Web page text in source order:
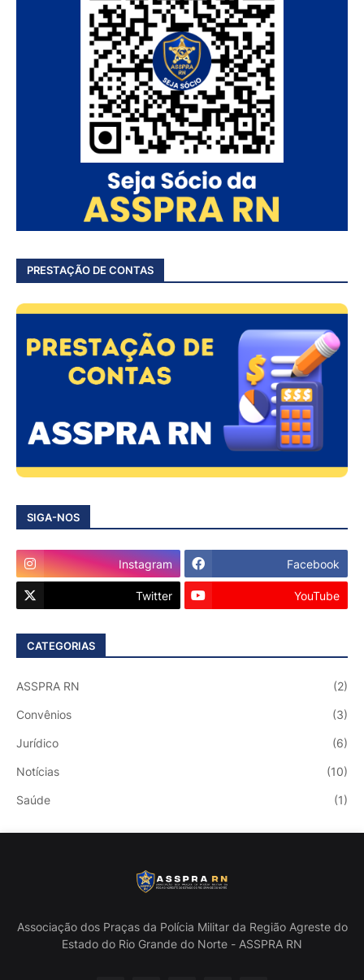
PRESTAÇÃO DE CONTAS
SIGA-NOS
Instagram Facebook
Twitter YouTube
CATEGORIAS
ASSPRA RN (2)
Convênios (3)
Jurídico (6)
Notícias (10)
Saúde (1)
Associação dos Praças da Polícia Militar da Região Agreste do
Estado do Rio Grande do Norte - ASSPRA RN